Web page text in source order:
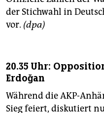
der Stichwahl in
vor. (dpa)
20.35 Uhr:
Erdoğan
Während die AKP-
Sieg feiert, diskutiert